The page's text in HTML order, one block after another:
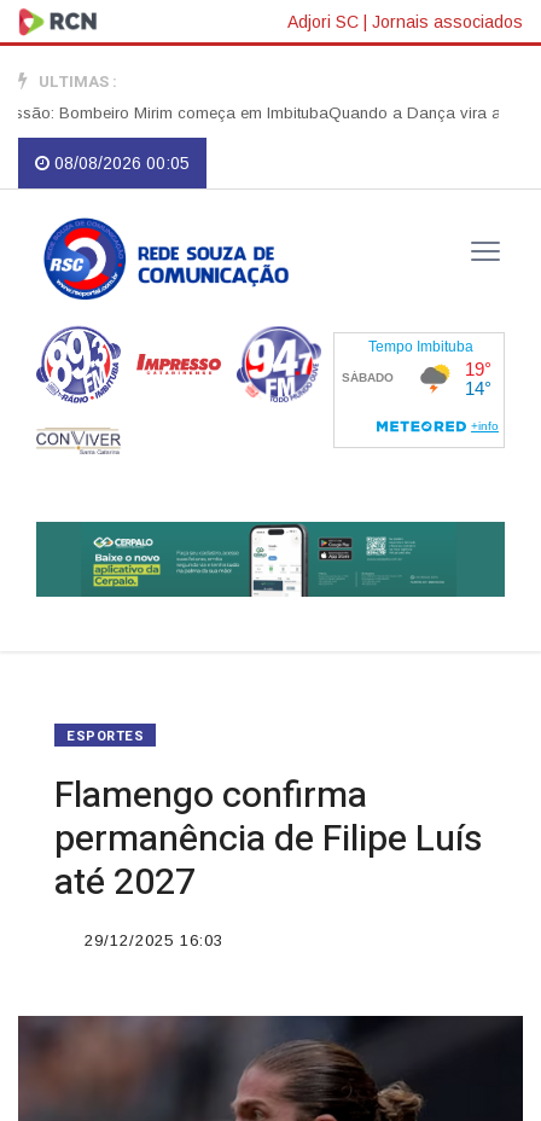
Adjori SC | Jornais associados
ULTIMAS :
Bombeiro Mirim começa em ImbitubaQuando a Dança vira apelo por
08/08/2026 00:05
ESPORTES
Flamengo confirma
permanência de Filipe Luís
até 2027
29/12/2025 16:03